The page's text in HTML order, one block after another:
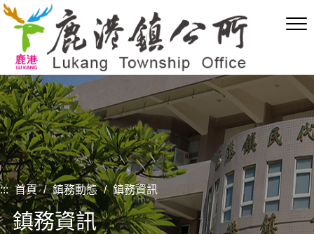
跳
內
容
區
塊
::: 首頁 / 鎮務動態 / 鎮務資訊
鎮務資訊